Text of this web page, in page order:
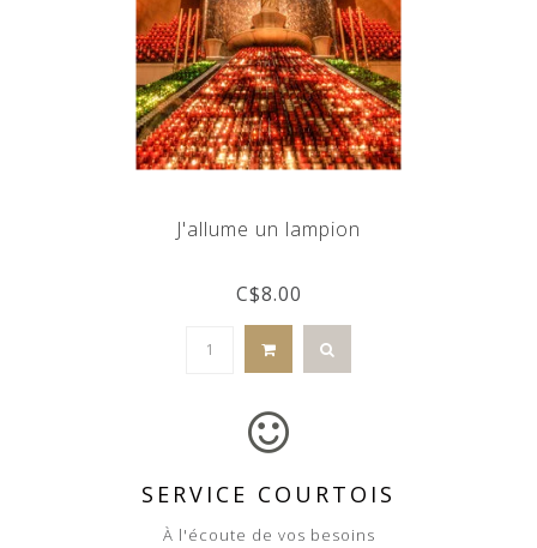
J'allume un lampion
C$8.00
SERVICE COURTOIS
À l'écoute de vos besoins